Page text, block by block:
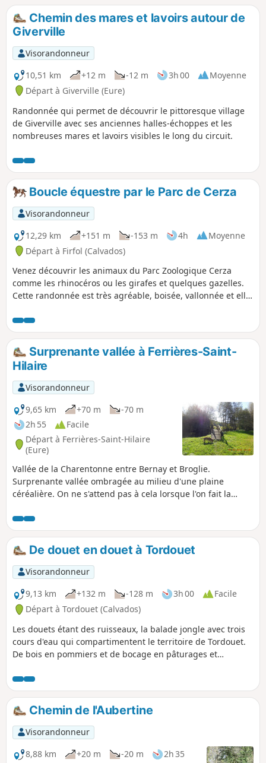
parcours très boisé et peu fréquenté. Quelques difficultés
surtout en période humide, bien assurer ses pas et
principalement entre les points (4)-(5), (7) et (12).
Chemin des mares et lavoirs autour de
Giverville
Visorandonneur
10,51 km
+12 m -12 m 3h 00
Moyenne
Départ à Giverville (Eure)
Randonnée qui permet de découvrir le pittoresque village
de Giverville avec ses anciennes halles-échoppes et les
nombreuses mares et lavoirs visibles le long du circuit.
Boucle équestre par le Parc de Cerza
Visorandonneur
12,29 km
+151 m -153 m 4h
Moyenne
Départ à Firfol (Calvados)
Venez découvrir les animaux du Parc Zoologique Cerza
comme les rhinocéros ou les girafes et quelques gazelles.
Cette randonnée est très agréable, boisée, vallonnée et elle
galop.
Surprenante vallée à Ferrières-Saint-
Hilaire
Visorandonneur
9,65 km
+70 m
-70 m
2h 55
Facile
Départ à Ferrières-Saint-Hilaire
(Eure)
Vallée de la Charentonne entre Bernay et Broglie.
Surprenante vallée ombragée au milieu d'une plaine
céréalière. On ne s'attend pas à cela lorsque l'on fait la
De douet en douet à Tordouet
Visorandonneur
9,13 km
+132 m -128 m 3h 00
Facile
Départ à Tordouet (Calvados)
Les douets étant des ruisseaux, la balade jongle avec trois
cours d'eau qui compartimentent le territoire de Tordouet.
De bois en pommiers et de bocage en pâturages et
paysages encaissés.
Chemin de l'Aubertine
Visorandonneur
8,88 km
+20 m -20 m
2h 35